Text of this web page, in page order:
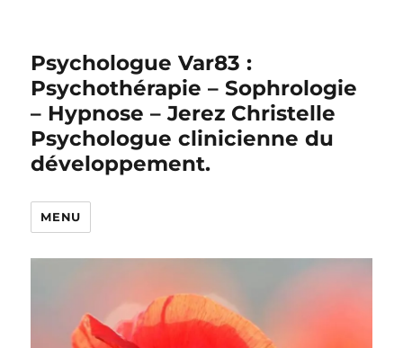
Psychologue Var83 :
Psychothérapie – Sophrologie
– Hypnose – Jerez Christelle
Psychologue clinicienne du
développement.
MENU